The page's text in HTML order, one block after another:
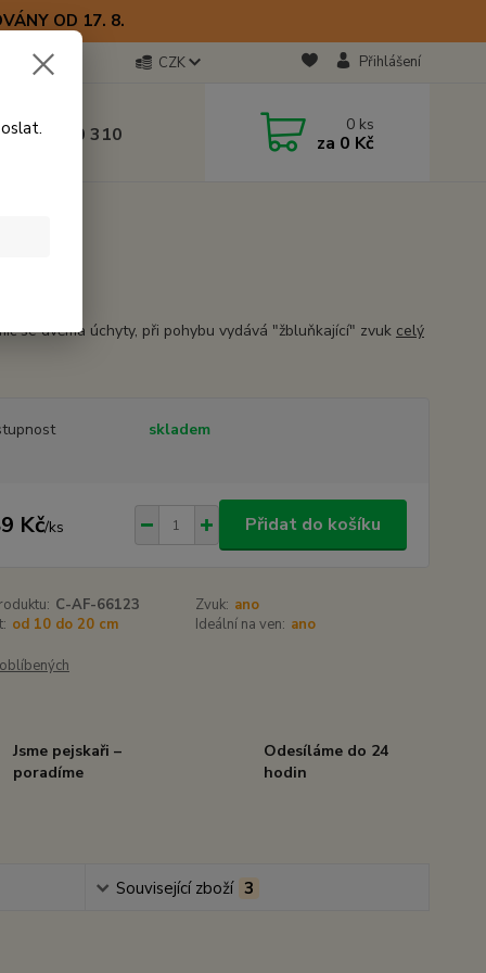
OD 17. 8.
CZK Přihlášení
723 770 310 0 ks
za 0 Kč
se dvěma úchyty, při pohybu vydává "žbluňkající" zvuk celý
skladem
Kč/ks Přidat do košíku
C-AF-66123 Zvuk: ano
od 10 do 20 cm Ideální na ven: ano
Jsme pejskaři –
poradíme
Odesíláme do 24
hodin
Související zboží 3